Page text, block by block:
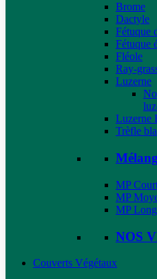
Brome
Dactyle
Fétuque
Fétuque
Fléole
Ray-
Luzerne
Luzerne
Trèfle
MP
MP
MP
NOS
Couverts Végétaux